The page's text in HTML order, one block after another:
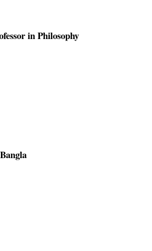
in Philosophy